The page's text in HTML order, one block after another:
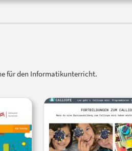
für den Informatikunterricht.